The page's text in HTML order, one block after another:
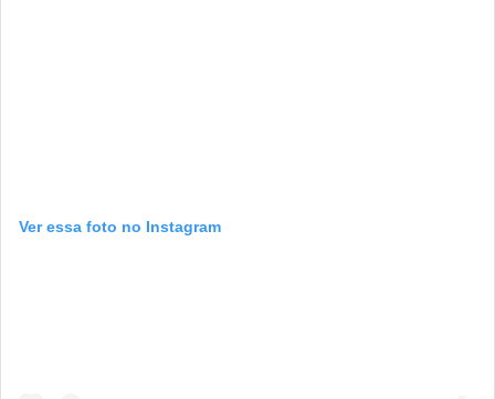
Ver essa foto no Instagram